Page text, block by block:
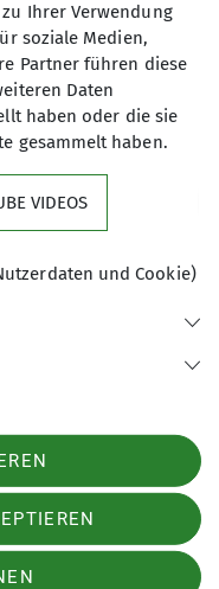
e.V.
Ihrer Verwendung
soziale Medien,
Partner führen diese
Daten
haben oder die sie
gesammelt haben.
VIDEOS
und Cookie)